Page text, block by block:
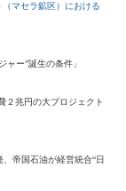
マセラ鉱区）における
ャー”誕生の条件」
２兆円の大プロジェクト
、帝国石油が経営統合“日